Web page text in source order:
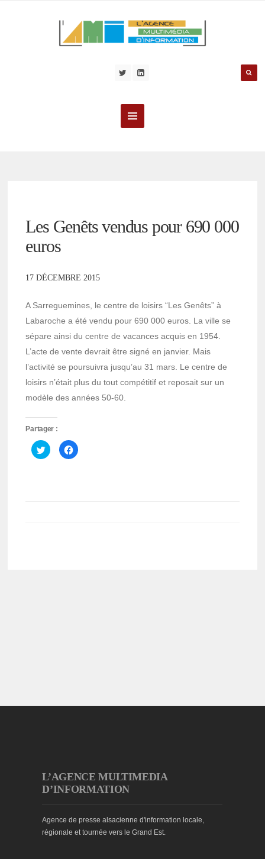
Les Genêts vendus pour 690 000
euros
17 DÉCEMBRE 2015
A Sarreguemines, le centre de loisirs “Les Genêts” à
Labaroche a été vendu pour 690 000 euros. La ville se
sépare ainsi du centre de vacances acquis en 1954.
L’acte de vente devrait être signé en janvier. Mais
l’activité se poursuivra jusqu’au 31 mars. Le centre de
loisirs n’était plus du tout compétitif et reposait sur un
modèle des années 50-60.
Partager :
Cliquez
pour
partager
Cliquez
pour
L’AGENCE MULTIMEDIA
D’INFORMATION
Agence de presse alsacienne d'information locale,
régionale et tournée vers le Grand Est.